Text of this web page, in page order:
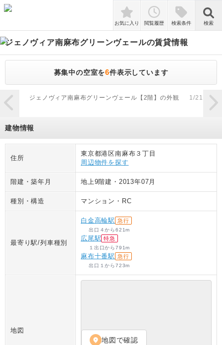
検索
お気に入り 閲覧履歴 検索条件 検索
ジェノヴィア南麻布グリーンヴェールの賃貸情報
募集中の空室を6件表示しています
zoom_in
ジェノヴィア南麻布グリーンヴェール【2階】の外観 1/21 ジ
建物情報
住所
東京都港区南麻布３丁目
周辺物件を探す
階建・築年月 地上9階建 ・ 2013年07月
種別・構造 マンション ・ RC
最寄り駅/列車種別
白金高輪駅 急行
出口４から621m
広尾駅 特急
１出口から791m
麻布十番駅 急行
出口１から723m
地図
location_on 地図で確認